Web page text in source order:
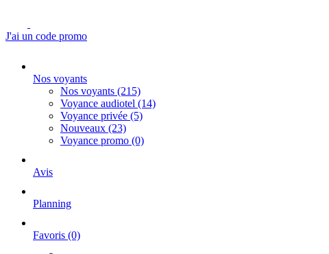
J'ai un code promo
Nos voyants
Nos voyants (215)
Voyance audiotel (14)
Voyance privée (5)
Nouveaux (23)
Voyance promo (0)
Avis
Planning
Favoris (0)